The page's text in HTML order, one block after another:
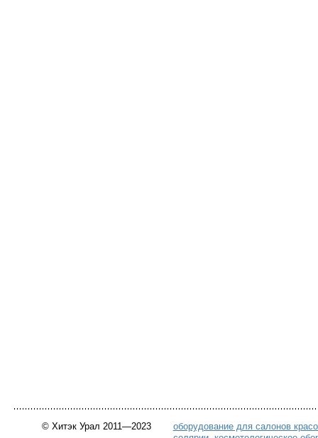
© Хитэк Урал 2011—2023
оборудование для салонов